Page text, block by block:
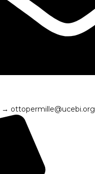
→ ottopermille@ucebi.org